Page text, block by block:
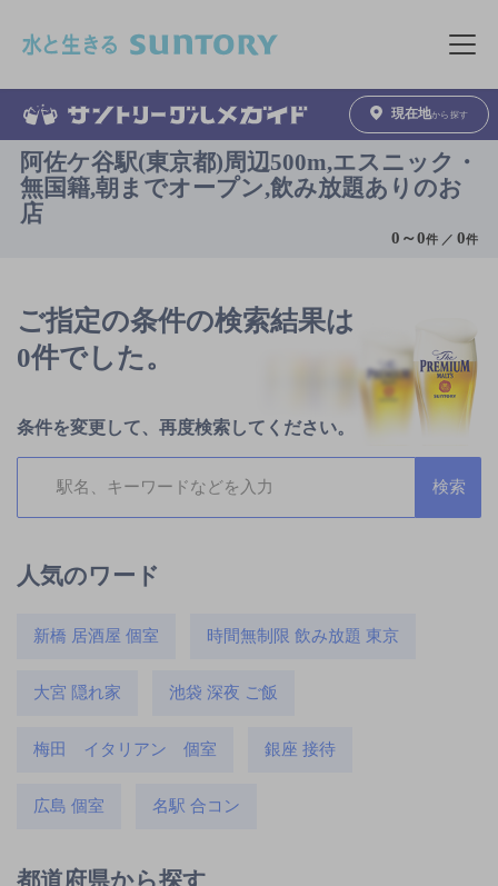
メニュ
現在地から探す
阿佐ケ谷駅(東京都)周辺500m,エスニック・
無国籍,朝までオープン,飲み放題ありのお
店
0 ～0件 ／0件
ご指定の条件の検索結果は
0件でした。
条件を変更して、再度検索してください。
人気のワード
新橋 居酒屋 個室 時間無制限 飲み放題 東京
大宮 隠れ家 池袋 深夜 ご飯
梅田 イタリアン 個室 銀座 接待
広島 個室 名駅 合コン
都道府県から探す